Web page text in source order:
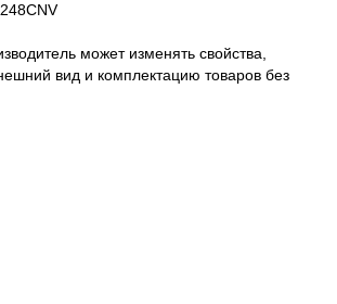
может изменять свойства,
вид и комплектацию товаров без